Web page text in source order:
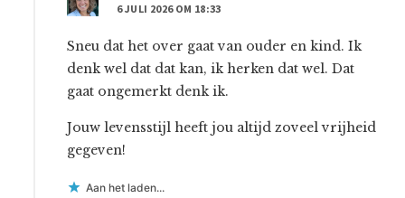
6 JULI 2026 OM 18:33
Sneu dat het over gaat van ouder en kind. Ik
denk wel dat dat kan, ik herken dat wel. Dat
gaat ongemerkt denk ik.
Jouw levensstijl heeft jou altijd zoveel vrijheid
gegeven!
Aan het laden...